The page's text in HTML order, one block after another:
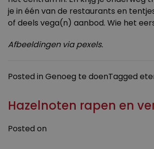
je in één van de restaurants en
of deels vega(n) aanbod. Wie het
Afbeeldingen via pexels.
Posted in Genoeg te doenTagged
Hazelnoten rapen en
Posted on